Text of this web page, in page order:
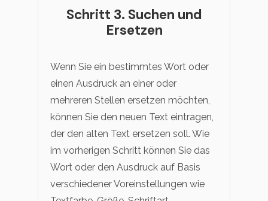
Schritt 3. Suchen und
Ersetzen
Wenn Sie ein bestimmtes Wort oder
einen Ausdruck an einer oder
mehreren Stellen ersetzen möchten,
können Sie den neuen Text eintragen,
der den alten Text ersetzen soll. Wie
im vorherigen Schritt können Sie das
Wort oder den Ausdruck auf Basis
verschiedener Voreinstellungen wie